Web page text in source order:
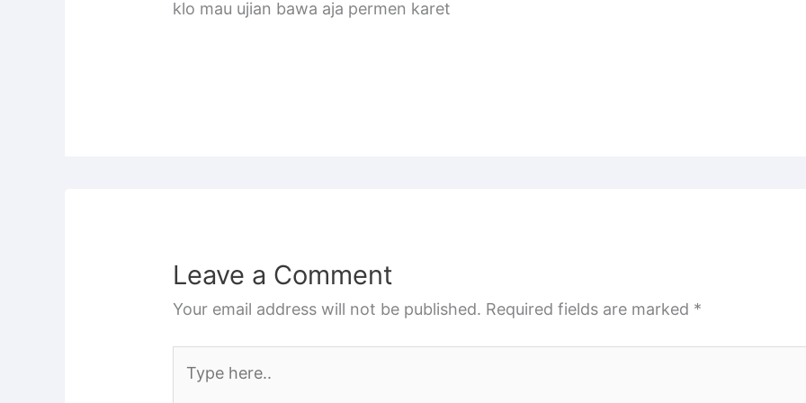
klo mau ujian bawa aja permen karet
Leave a Comment
Your email address will not be published. Required fields are marked *
here..